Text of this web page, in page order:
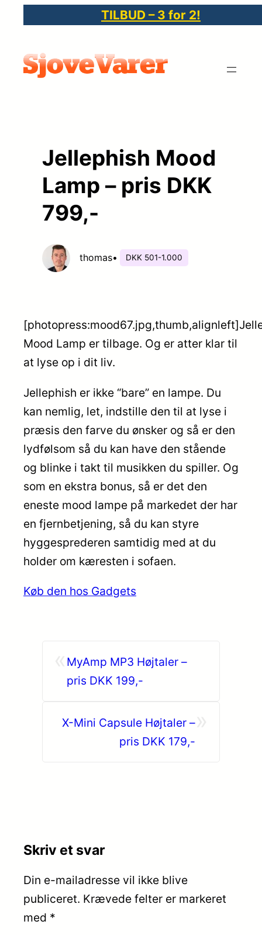
indhold
TILBUD – 3 for 2!
Jellephish Mood
Lamp – pris DKK
799,-
thomas• DKK 501-1.000
Mood Lamp er tilbage. Og er atter klar til
at lyse op i dit liv.
Jellephish er ikke “bare” en lampe. Du
kan nemlig, let, indstille den til at lyse i
præsis den farve du ønsker og så er den
lydfølsom så du kan have den stående
og blinke i takt til musikken du spiller. Og
som en ekstra bonus, så er det den
eneste mood lampe på markedet der har
en fjernbetjening, så du kan styre
hyggesprederen samtidig med at du
holder om kæresten i sofaen.
Køb den hos Gadgets
MyAmp MP3 Højtaler –
pris DKK 199,-
X-Mini Capsule Højtaler –
pris DKK 179,-
Skriv et svar
Din e-mailadresse vil ikke blive
publiceret. Krævede felter er markeret
med *